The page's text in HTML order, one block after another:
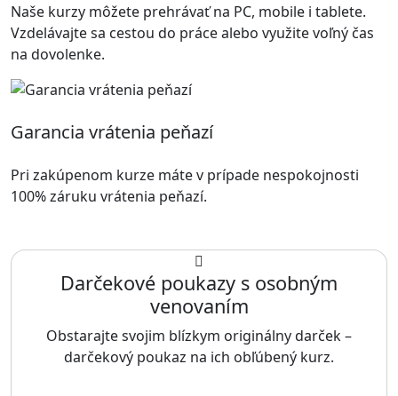
Naše kurzy môžete prehrávať na PC, mobile i tablete.
Vzdelávajte sa cestou do práce alebo využite voľný čas
na dovolenke.
Garancia vrátenia peňazí
Pri zakúpenom kurze máte v prípade nespokojnosti
100% záruku vrátenia peňazí.
Darčekové poukazy s osobným
venovaním
Obstarajte svojim blízkym originálny darček –
darčekový poukaz na ich obľúbený kurz.